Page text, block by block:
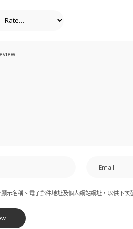
示名稱、電子郵件地址及個人網站網址，以供下次